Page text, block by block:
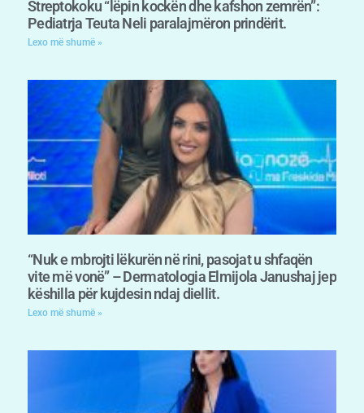
Streptokoku “lëpin kockën dhe kafshon zemrën”:
Pediatrja Teuta Neli paralajmëron prindërit.
Lexo më shumë »
“Nuk e mbrojti lëkurën në rini, pasojat u shfaqën
vite më vonë” – Dermatologia Elmijola Janushaj jep
këshilla për kujdesin ndaj diellit.
Lexo më shumë »